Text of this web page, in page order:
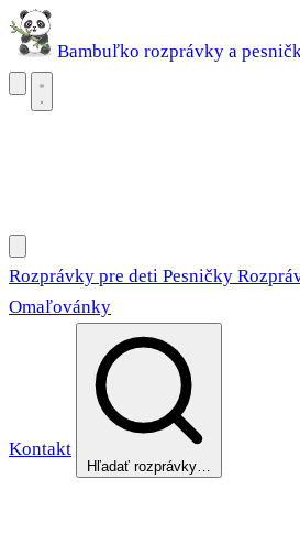
Bambuľko rozprávky a
Rozprávky pre deti Pesničky
Omaľovánky
Kontakt
Hľadať rozprávky…